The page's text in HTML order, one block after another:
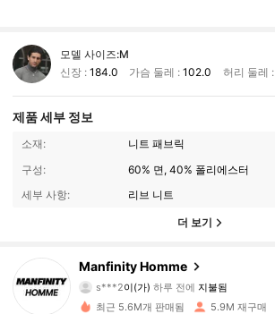
모델 사이즈:M
신장 : 184.0 가슴 둘레 :102.0 허리 둘레 :
제품 세부 정보
소재:
니트 패브릭
구성:
60% 면, 40% 폴리에스터
세부 사항:
리브 니트
더 보기
Manfinity Homme
4.91
607K 팔로워
s***2이(가)하루 전에 지불됨
최근 5.6M개 판매됨 5.9M 재구매